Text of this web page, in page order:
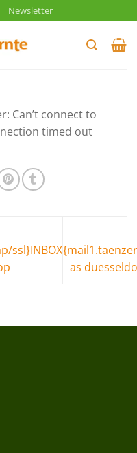
Newsletter
Can’t connect to
timed out
ssl}INBOX
as